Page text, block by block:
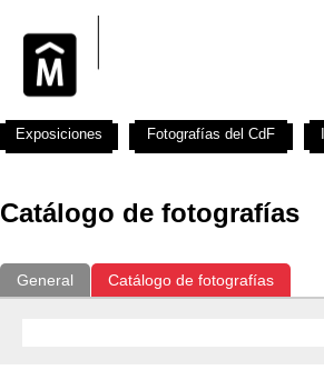
Catálogo de fotografías
General Catálogo de fotografías
Exposiciones Fotografías del CdF